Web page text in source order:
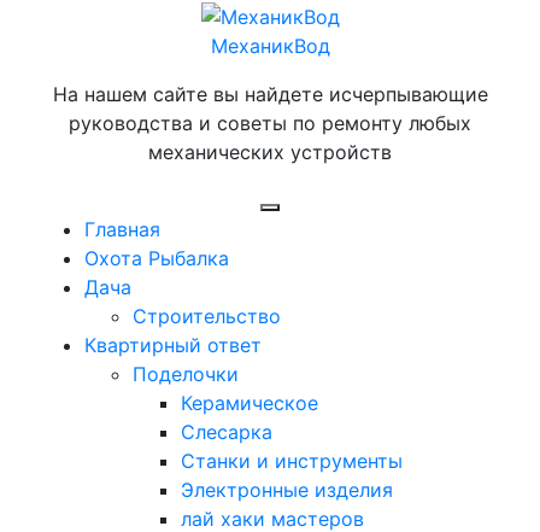
МеханикВод
На нашем сайте вы найдете исчерпывающие
руководства и советы по ремонту любых
механических устройств
Главная
Охота Рыбалка
Дача
Строительство
Квартирный ответ
Поделочки
Керамическое
Слесарка
Станки и инструменты
Электронные изделия
лай хаки мастеров